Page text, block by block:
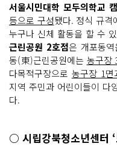
서울시민대학 모두의학교
등으로 구성됐다. 정식 규격
누구나 신체 활동을 할 수
근린공원 2호점은 개포동
동(東)근린공원에는 농구장
다목적구장으로 농구장 1
지역 주민과 어린이들이 다
다.
○ 시립강북청소년센터